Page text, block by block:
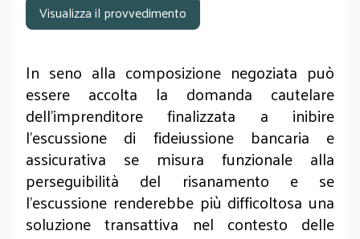
Visualizza il provvedimento
In seno alla composizione negoziata può
essere accolta la domanda cautelare
dell’imprenditore finalizzata a inibire
l’escussione di fideiussione bancaria e
assicurativa se misura funzionale alla
perseguibilità del risanamento e se
l’escussione renderebbe più difficoltosa una
soluzione transattiva nel contesto delle